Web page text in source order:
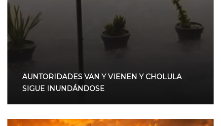
AUNTORIDADES VAN Y VIENEN Y CHOLULA
SIGUE INUNDÁNDOSE